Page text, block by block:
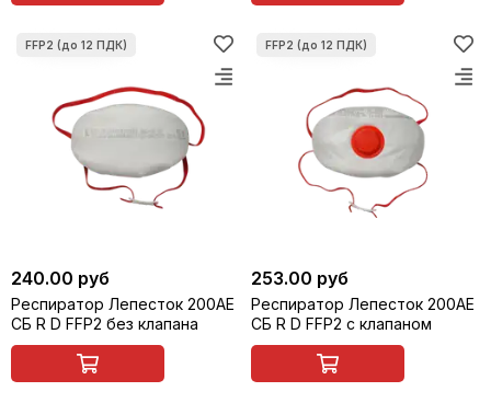
240.00 руб
Респиратор Лепесток 200АЕ
СБ R D FFP2 без клапана
253.00 руб
Респиратор Лепесток 200АЕ
СБ R D FFP2 с клапаном